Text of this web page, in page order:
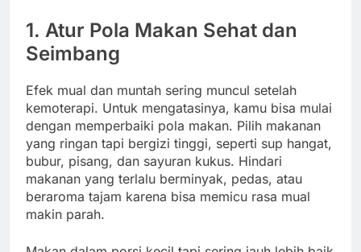
1. Atur Pola Makan Sehat dan
Seimbang
Efek mual dan muntah sering muncul setelah
kemoterapi. Untuk mengatasinya, kamu bisa mulai
dengan memperbaiki pola makan. Pilih makanan
yang ringan tapi bergizi tinggi, seperti sup hangat,
bubur, pisang, dan sayuran kukus. Hindari
makanan yang terlalu berminyak, pedas, atau
beraroma tajam karena bisa memicu rasa mual
makin parah.